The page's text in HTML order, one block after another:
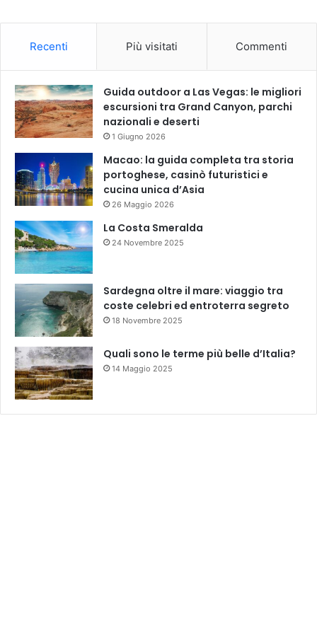
Recenti Più visitati Commenti
Guida outdoor a Las Vegas: le migliori
escursioni tra Grand Canyon, parchi
nazionali e deserti
1 Giugno 2026
Macao: la guida completa tra storia
portoghese, casinò futuristici e
cucina unica d’Asia
26 Maggio 2026
La Costa Smeralda
24 Novembre 2025
Sardegna oltre il mare: viaggio tra
coste celebri ed entroterra segreto
18 Novembre 2025
Quali sono le terme più belle d’Italia?
14 Maggio 2025